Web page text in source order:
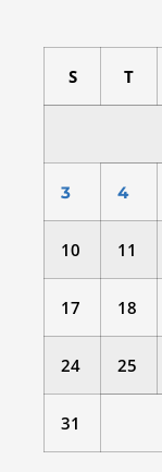
S T
3 4
10 11
17 18
24 25
31